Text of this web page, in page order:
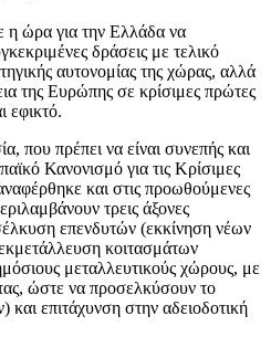
η ώρα για την Ελλάδα να
δράσεις με τελικό
αυτονομίας της χώρας, αλλά
της Ευρώπης σε κρίσιμες πρώτες
εφικτό.
που πρέπει να είναι συνεπής και
Κανονισμό για τις Κρίσιμες
και στις προωθούμενες
τρεις άξονες
επενδυτών (εκκίνηση νέων
κοιτασμάτων
μεταλλευτικούς χώρους, με
ώστε να προσελκύσουν το
και επιτάχυνση στην αδειοδοτική